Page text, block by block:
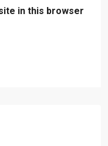
in this browser